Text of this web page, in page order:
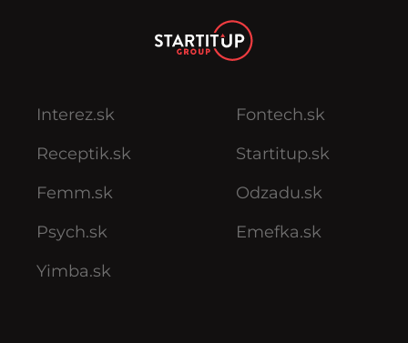
Interez.sk
Receptik.sk
Femm.sk
Psych.sk
Yimba.sk
Fontech.sk
Startitup.sk
Odzadu.sk
Emefka.sk